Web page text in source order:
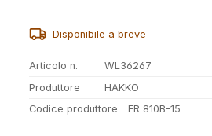
Disponibile a breve
Articolo n.
WL36267
Produttore
HAKKO
Codice produttore
FR 810B-15